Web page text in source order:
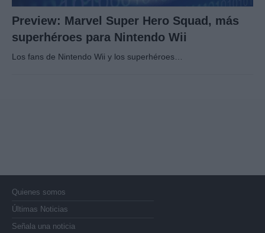
Preview: Marvel Super Hero Squad, más
superhéroes para Nintendo Wii
Los fans de Nintendo Wii y los superhéroes…
Quienes somos
Últimas Noticias
Señala una noticia